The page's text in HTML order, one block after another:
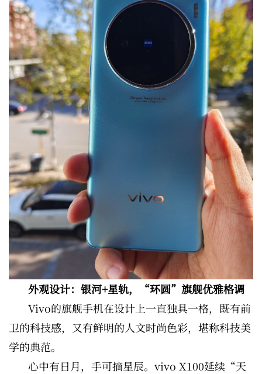
外观设计：银河+星轨，“环圆”旗舰优雅格调
Vivo的旗舰手机在设计上一直独具一格，既有前
卫的科技感，又有鲜明的人文时尚色彩，堪称科技美
学的典范。
心中有日月，手可摘星辰。vivo X100延续“天